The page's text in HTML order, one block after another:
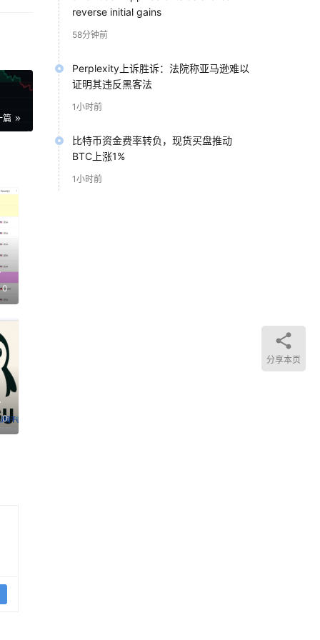
锁
篇
0
0
reverse initial gains
58分钟前
Perplexity上诉胜诉：法院称亚马逊难以
证明其违反黑客法
1小时前
比特币资金费率转负，现货买盘推动
BTC上涨1%
1小时前
分享本页